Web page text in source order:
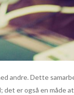
andre. Dette
er også en måde